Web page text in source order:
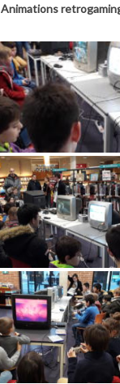
Animations